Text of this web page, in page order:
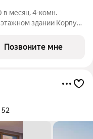
здании Корпус
квартал ЭРА на
Позвоните мне
52